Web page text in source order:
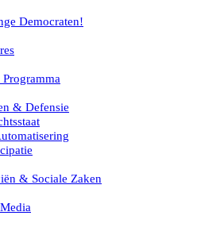
Democraten!
& Defensie
& Sociale Zaken